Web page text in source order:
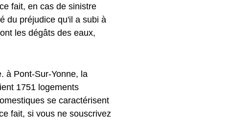
fait, en cas de sinistre
du préjudice qu'il a subi à
les dégâts des eaux,
à Pont-Sur-Yonne, la
1751 logements
se caractérisent
fait, si vous ne souscrivez